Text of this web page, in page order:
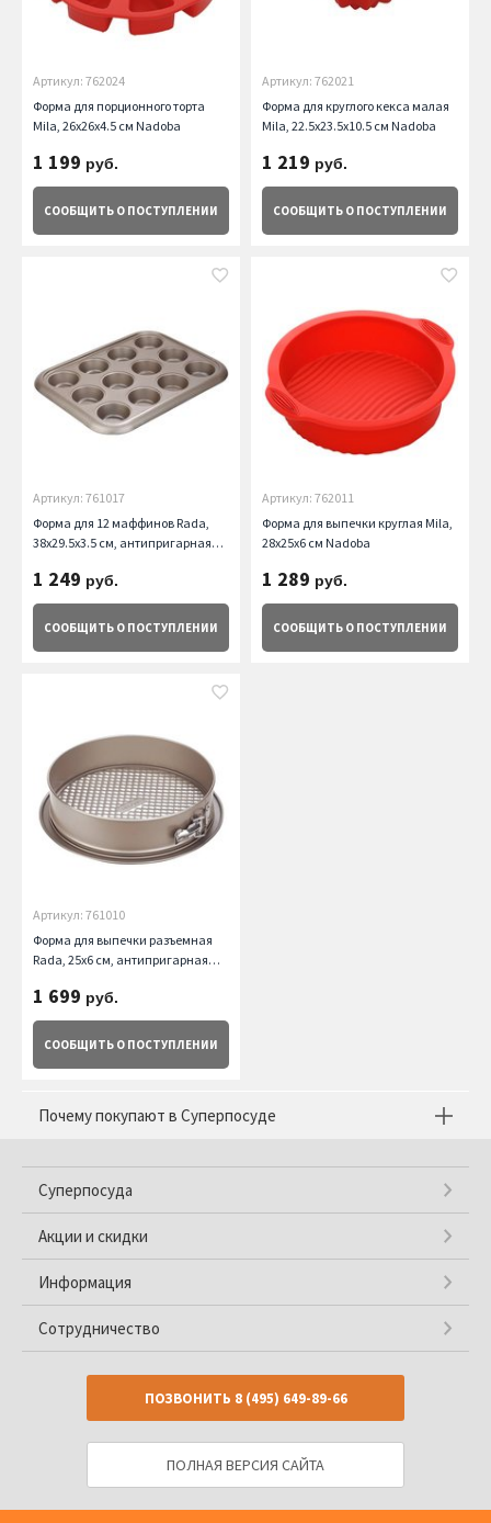
Артикул: 762024
Форма для порционного торта
Mila, 26x26x4.5 см Nadoba
1 199 руб.
СООБЩИТЬ О ПОСТУПЛЕНИИ
Артикул: 762021
Форма для круглого кекса малая
Mila, 22.5x23.5x10.5 см Nadoba
1 219 руб.
СООБЩИТЬ О ПОСТУПЛЕНИИ
Артикул: 761017
Форма для 12 маффинов Rada,
38х29.5х3.5 см, антипригарная
1 249 руб.
СООБЩИТЬ О ПОСТУПЛЕНИИ
Артикул: 762011
Форма для выпечки круглая Mila,
28x25x6 см Nadoba
1 289 руб.
СООБЩИТЬ О ПОСТУПЛЕНИИ
Артикул: 761010
Форма для выпечки разъемная
Rada, 25х6 см, антипригарная
1 699 руб.
СООБЩИТЬ О ПОСТУПЛЕНИИ
Почему покупают в Суперпосуде
Суперпосуда
Акции и скидки
Информация
Сотрудничество
ПОЗВОНИТЬ 8 (495) 649-89-66
ПОЛНАЯ ВЕРСИЯ САЙТА